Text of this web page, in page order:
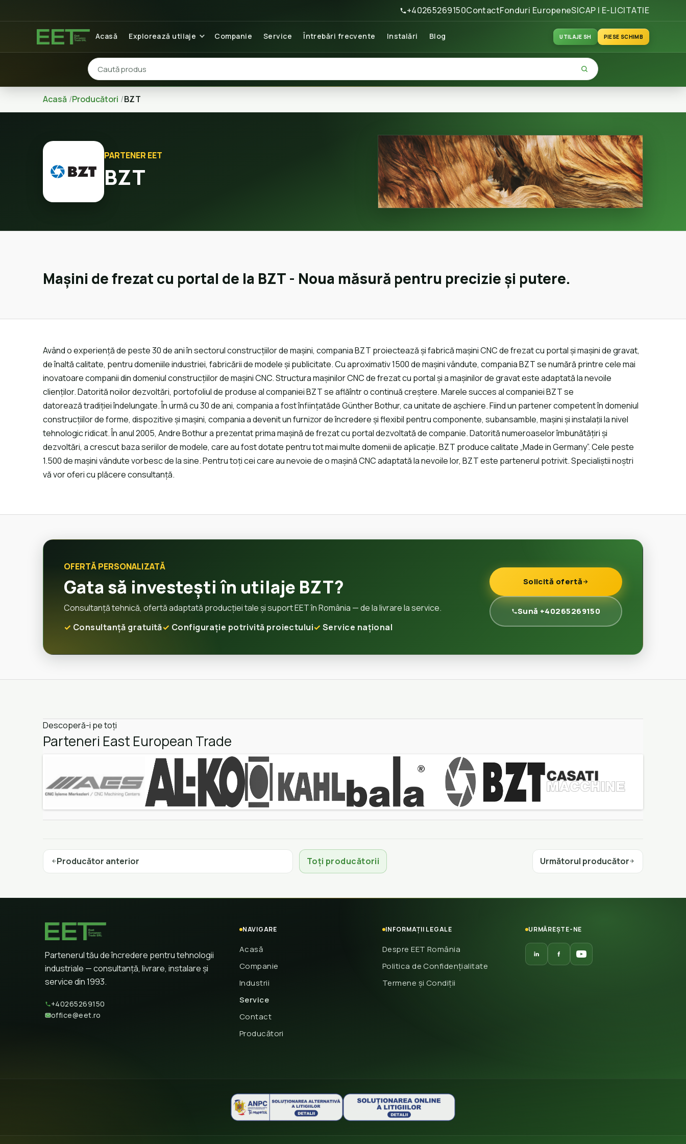
+40265269150ContactFonduri EuropeneSICAP | E-LICITATIE
Acasă Explorează utilaje Companie Service Întrebări frecvente Instalări Blog UTILAJE SH PIESE SCHIMB
Acasă Producători BZT
PARTENER EET
BZT
Mașini de frezat cu portal de la BZT - Noua măsură pentru precizie și putere.
Având o experiență de peste 30 de ani în sectorul construcțiilor de mașini, compania BZT proiectează și fabrică mașini CNC de frezat cu portal și mașini de gravat,
de înaltă calitate, pentru domeniile industriei, fabricării de modele și publicitate. Cu aproximativ 1500 de mașini vândute, compania BZT se numără printre cele mai
inovatoare companii din domeniul construcțiilor de mașini CNC. Structura mașinilor CNC de frezat cu portal și a mașinilor de gravat este adaptată la nevoile
clienților. Datorită noilor dezvoltări, portofoliul de produse al companiei BZT se aflăîntr o continuă creștere. Marele succes al companiei BZT se
datorează tradiției îndelungate. În urmă cu 30 de ani, compania a fost înființatăde Günther Bothur, ca unitate de așchiere. Fiind un partener competent în domeniul
construcțiilor de forme, dispozitive și mașini, compania a devenit un furnizor de încredere și flexibil pentru componente, subansamble, mașini și instalații la nivel
tehnologic ridicat. În anul 2005, Andre Bothur a prezentat prima mașină de frezat cu portal dezvoltată de companie. Datorită numeroaselor îmbunătățiri și
dezvoltări, a crescut baza seriilor de modele, care au fost dotate pentru tot mai multe domenii de aplicație. BZT produce calitate „Made in Germany”. Cele peste
1.500 de mașini vândute vorbesc de la sine. Pentru toți cei care au nevoie de o mașină CNC adaptată la nevoile lor, BZT este partenerul potrivit. Specialiștii noștri
vă vor oferi cu plăcere consultanță.
OFERTĂ PERSONALIZATĂ
Gata să investești în utilaje BZT?
Consultanță tehnică, ofertă adaptată producției tale și suport EET în România — de la livrare la service.
Consultanță gratuită
Configurație potrivită proiectului Service național
Solicită ofertă
Sună +40265269150
Descoperă-i pe toți
Parteneri East European Trade
Producător anterior Toți producătorii Următorul producător
Partenerul tău de încredere pentru tehnologii
industriale — consultanță, livrare, instalare și
service din 1993.
+40265269150
office@eet.ro
NAVIGARE
Acasă
Companie
Industrii
Service
Contact
Producători
INFORMAȚII LEGALE
Despre EET România
Politica de Confidențialitate
Termene și Condiții
URMĂREȘTE-NE